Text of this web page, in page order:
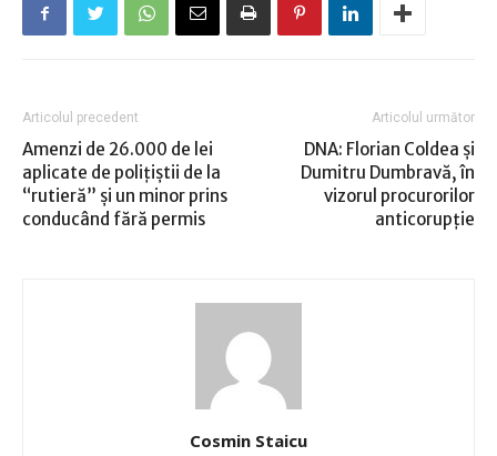
Articolul precedent
Amenzi de 26.000 de lei
aplicate de poliţiştii de la
“rutieră” şi un minor prins
conducând fără permis
Articolul următor
DNA: Florian Coldea şi
Dumitru Dumbravă, în
vizorul procurorilor
anticorupţie
Cosmin Staicu